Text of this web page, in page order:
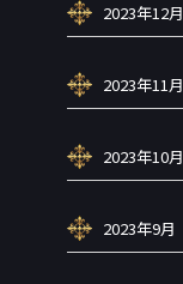
2023年12月
2023年11月
2023年10月
2023年9月